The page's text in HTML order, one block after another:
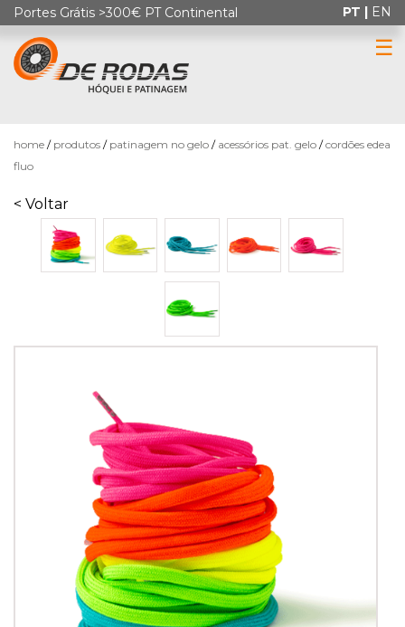
Portes Grátis >300€ PT Continental
PATINAGEM
PATINAGEM
PROMOÇÕES
☰
PT | EN
home produtos patinagem no gelo acessórios pat. gelo
cordões edea
fluo
< Voltar